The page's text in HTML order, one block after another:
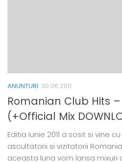
ANUNTURI 30.06.2011
Romanian Club Hits –
(+Official Mix
Editia Iunie 2011 a sosit si vine
ascultatorii si vizitatorii
aceasta luna vom lansa mixuri